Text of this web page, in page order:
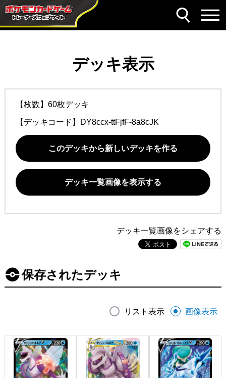
デッキ表示
【枚数】60枚デッキ
【デッキコード】 DY8ccx-ttFjfF-8a8cJK
このデッキから新しいデッキを作る
デッキ一覧画像を表示する
デッキ一覧画像をシェアする
保存されたデッキ
リスト表示 画像表示